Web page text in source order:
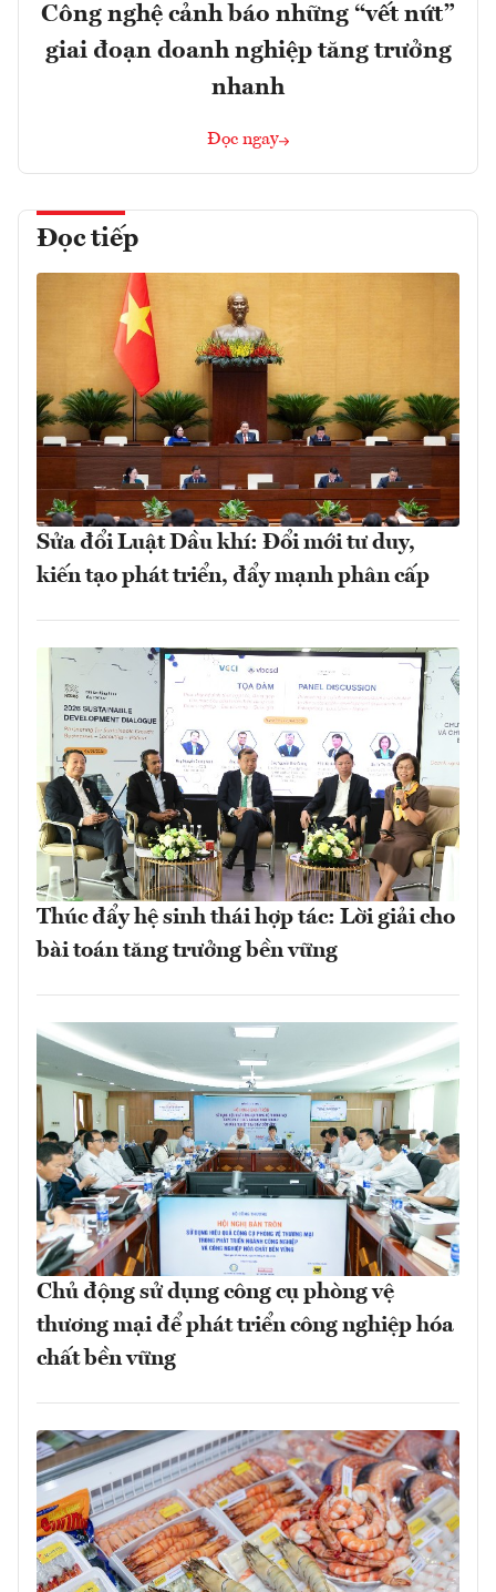
Công nghệ cảnh báo những “vết nứt”
giai đoạn doanh nghiệp tăng trưởng
nhanh
Đọc ngay
Đọc tiếp
Sửa đổi Luật Dầu khí: Đổi mới tư duy,
kiến tạo phát triển, đẩy mạnh phân cấp
Thúc đẩy hệ sinh thái hợp tác: Lời giải cho
bài toán tăng trưởng bền vững
Chủ động sử dụng công cụ phòng vệ
thương mại để phát triển công nghiệp hóa
chất bền vững